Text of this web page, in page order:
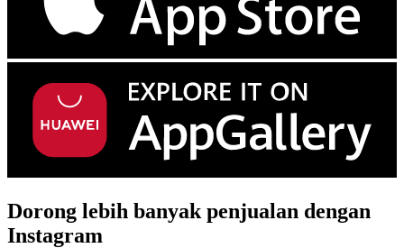
Dorong lebih banyak penjualan dengan
Instagram